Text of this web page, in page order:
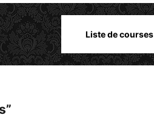
Liste de courses
”